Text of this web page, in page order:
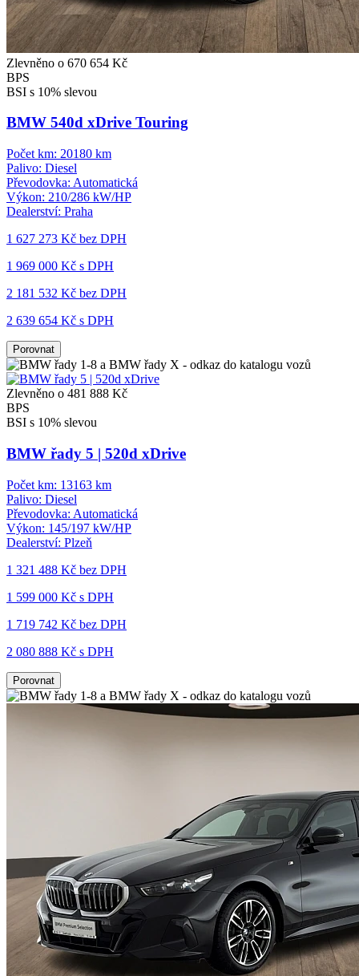
Zlevněno o 670 654 Kč
BPS
BSI s 10% slevou
BMW 540d xDrive Touring
Počet km: 20180 km
Palivo: Diesel
Převodovka: Automatická
Výkon: 210/286 kW/HP
Dealerství: Praha
1 627 273 Kč bez DPH
1 969 000 Kč s DPH
2 181 532 Kč bez DPH
2 639 654 Kč s DPH
Porovnat
Zlevněno o 481 888 Kč
BPS
BSI s 10% slevou
BMW řady 5 | 520d xDrive
Počet km: 13163 km
Palivo: Diesel
Převodovka: Automatická
Výkon: 145/197 kW/HP
Dealerství: Plzeň
1 321 488 Kč bez DPH
1 599 000 Kč s DPH
1 719 742 Kč bez DPH
2 080 888 Kč s DPH
Porovnat